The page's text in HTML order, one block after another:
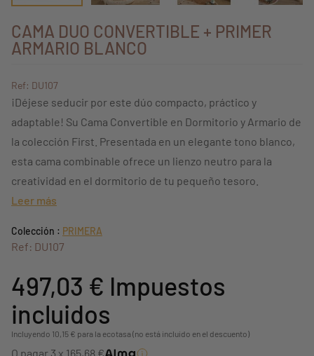
CAMA DUO CONVERTIBLE + PRIMER
ARMARIO BLANCO
Ref: DU107
¡Déjese seducir por este dúo compacto, práctico y
adaptable! Su Cama Convertible en Dormitorio y Armario de
la colección First. Presentada en un elegante tono blanco,
esta cama combinable ofrece un lienzo neutro para la
creatividad en el dormitorio de tu pequeño tesoro.
Leer más
Colección : PRIMERA
Ref: DU107
497,03 € Impuestos
incluidos
Incluyendo 10,15 € para la ecotasa (no está incluido en el descuento)
O pagar 3 x 165,68 €